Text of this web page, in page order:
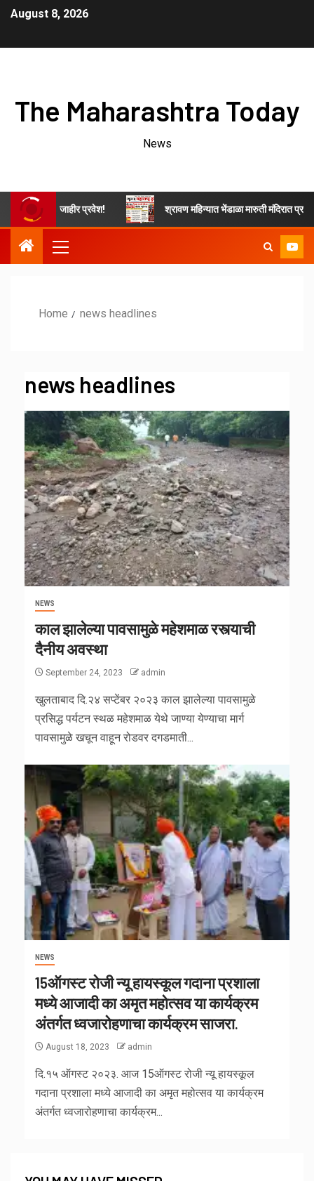
August 8, 2026
The Maharashtra Today
News
आघाडीत जाहीर प्रवेश! श्रावण महिन्यात भेंडाळा मारुती मंदिरात प्रत्येक
Home news headlines
news headlines
NEWS
काल झालेल्या पावसामुळे महेशमाळ रस्त्याची
दैनीय अवस्था
September 24, 2023 admin
खुलताबाद दि.२४ सप्टेंबर २०२३ काल झालेल्या पावसामुळे
प्रसिद्ध पर्यटन स्थळ महेशमाळ येथे जाण्या येण्याचा मार्ग
पावसामुळे खचून वाहून रोडवर दगडमाती...
NEWS
15ऑगस्ट रोजी न्यू हायस्कूल गदाना प्रशाला
मध्ये आजादी का अमृत महोत्सव या कार्यक्रम
अंतर्गत ध्वजारोहणाचा कार्यक्रम साजरा.
August 18, 2023 admin
दि.१५ ऑगस्ट २०२३. आज 15ऑगस्ट रोजी न्यू हायस्कूल
गदाना प्रशाला मध्ये आजादी का अमृत महोत्सव या कार्यक्रम
अंतर्गत ध्वजारोहणाचा कार्यक्रम...